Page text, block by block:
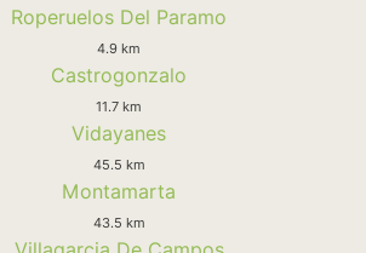
Roperuelos Del Paramo
4.9 km
Castrogonzalo
11.7 km
Vidayanes
45.5 km
Montamarta
43.5 km